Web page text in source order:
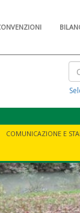
COMUNICAZIONE E